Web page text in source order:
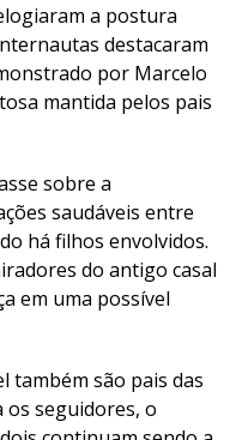
a postura
destacaram
por Marcelo
mantida pelos pais
sobre a
saudáveis entre
há filhos envolvidos.
do antigo casal
em uma possível
também são pais das
os seguidores, o